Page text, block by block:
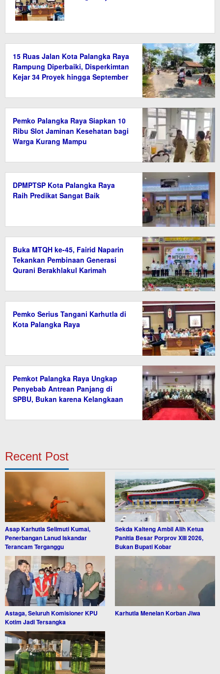
15 Ruas Jalan Kota Palangka Raya
Rampung Diperbaiki, Disperkimtan
Kejar 34 Proyek hingga September
Pemko Palangka Raya Siapkan 10
Ribu Slot Jaminan Kesehatan bagi
Warga Kurang Mampu
DPMPTSP Kota Palangka Raya
Raih Predikat Sangat Baik
Buka MTQH ke-45, Fairid Naparin
Tekankan Pembinaan Generasi
Qurani Berakhlakul Karimah
Pemko Serius Tangani Karhutla di
Kota Palangka Raya
Pemkot Palangka Raya Ungkap
Penyebab Antrean Panjang di
SPBU, Bukan karena Kelangkaan
Recent Post
Asap Karhutla Selimuti Kumai,
Penerbangan Lanud Iskandar
Terancam Terganggu
Sekda Kalteng Ambil Alih Ketua
Panitia Besar Porprov XIII 2026,
Bukan Bupati Kobar
Astaga, Seluruh Komisioner KPU
Kotim Jadi Tersangka
Karhutla Menelan Korban Jiwa